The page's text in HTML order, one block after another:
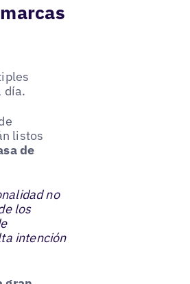
día.
listos
de
no
los
intención